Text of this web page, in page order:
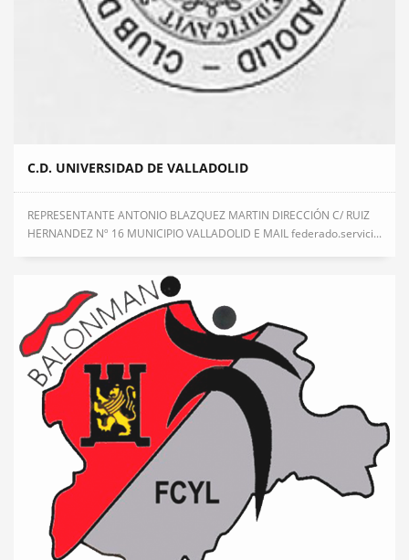
C.D. UNIVERSIDAD DE VALLADOLID
REPRESENTANTE ANTONIO BLAZQUEZ MARTIN DIRECCIÓN C/ RUIZ
HERNANDEZ Nº 16 MUNICIPIO VALLADOLID E MAIL federado.servici...